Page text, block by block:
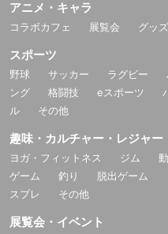
アニメ・キャラ
コラボカフェ 展覧会 グッズ
スポーツ
野球 サッカー ラグビー
ング
格闘技 eスポーツ
ル
その他
趣味・カルチャー・レジャー
ヨガ・フィットネス ジム
ゲーム
釣り 脱出ゲーム
スプレ
その他
展覧会・イベント